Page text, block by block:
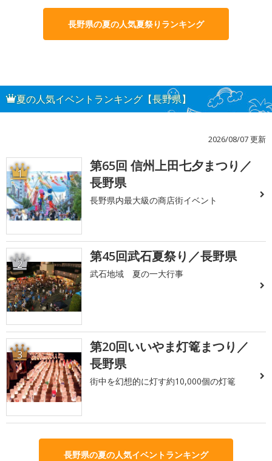
長野県の夏の人気夏祭りランキング
夏の人気イベントランキング【長野県】
2026/08/07 更新
1
第65回 信州上田七夕まつり／
長野県
長野県内最大級の商店街イベント
2 第45回武石夏祭り／長野県
武石地域 夏の一大行事
3
第20回いいやま灯篭まつり／
長野県
街中を幻想的に灯す約10,000個の灯篭
長野県の夏の人気イベントランキング